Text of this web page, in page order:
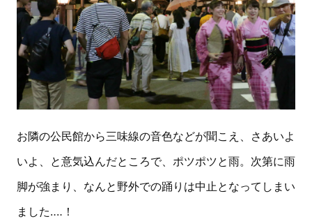
お隣の公民館から三味線の音色などが聞こえ、さあいよ
いよ、と意気込んだところで、ポツポツと雨。次第に雨
脚が強まり、なんと野外での踊りは中止となってしまい
ました‥‥！